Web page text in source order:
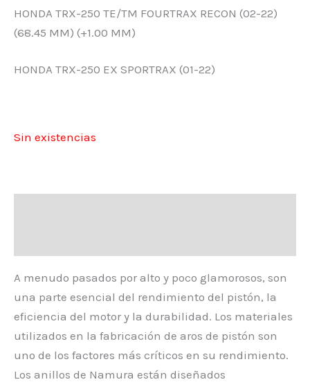
HONDA TRX-250 TE/TM FOURTRAX RECON (02-22)
(68.45 MM) (+1.00 MM)
HONDA TRX-250 EX SPORTRAX (01-22)
Sin existencias
A menudo pasados por alto y poco glamorosos, son
una parte esencial del rendimiento del pistón, la
eficiencia del motor y la durabilidad. Los materiales
utilizados en la fabricación de aros de pistón son
uno de los factores más críticos en su rendimiento.
Los anillos de Namura están diseñados